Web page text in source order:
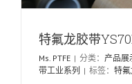
特氟龙胶带
Ms. PTFE | 分类： 产品展
带工业系列 | 标签： 特